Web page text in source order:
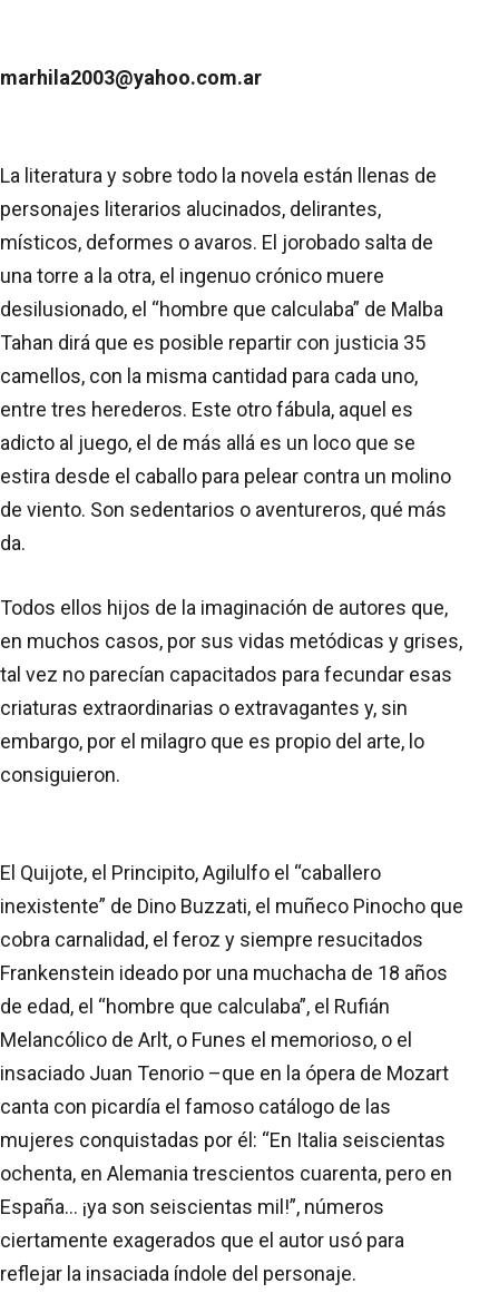
marhila2003@yahoo.com.ar
La literatura y sobre todo la novela están llenas de
personajes literarios alucinados, delirantes,
místicos, deformes o avaros. El jorobado salta de
una torre a la otra, el ingenuo crónico muere
desilusionado, el “hombre que calculaba” de Malba
Tahan dirá que es posible repartir con justicia 35
camellos, con la misma cantidad para cada uno,
entre tres herederos. Este otro fábula, aquel es
adicto al juego, el de más allá es un loco que se
estira desde el caballo para pelear contra un molino
de viento. Son sedentarios o aventureros, qué más
da.
Todos ellos hijos de la imaginación de autores que,
en muchos casos, por sus vidas metódicas y grises,
tal vez no parecían capacitados para fecundar esas
criaturas extraordinarias o extravagantes y, sin
embargo, por el milagro que es propio del arte, lo
consiguieron.
El Quijote, el Principito, Agilulfo el “caballero
inexistente” de Dino Buzzati, el muñeco Pinocho que
cobra carnalidad, el feroz y siempre resucitados
Frankenstein ideado por una muchacha de 18 años
de edad, el “hombre que calculaba”, el Rufián
Melancólico de Arlt, o Funes el memorioso, o el
insaciado Juan Tenorio –que en la ópera de Mozart
canta con picardía el famoso catálogo de las
mujeres conquistadas por él: “En Italia seiscientas
ochenta, en Alemania trescientos cuarenta, pero en
España... ¡ya son seiscientas mil!”, números
ciertamente exagerados que el autor usó para
reflejar la insaciada índole del personaje.